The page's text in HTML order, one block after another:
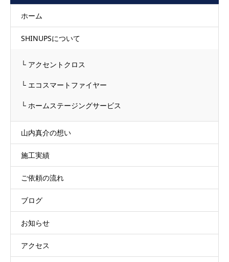
ホーム
SHINUPSについて
└ アクセントクロス
└ エコスマートファイヤー
└ ホームステージングサービス
山内真介の想い
施工実績
ご依頼の流れ
ブログ
お知らせ
アクセス